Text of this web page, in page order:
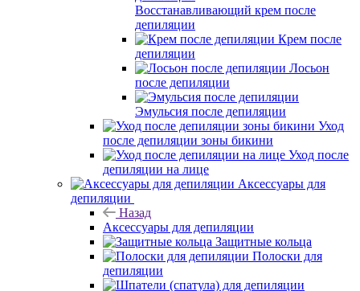
Восстанавливающий крем после
депиляции
Крем после
депиляции
Лосьон
после депиляции
Эмульсия после депиляции
Уход
после депиляции зоны бикини
Уход после
депиляции на лице
Аксессуары для
депиляции
Назад
Аксессуары для депиляции
Защитные кольца
Полоски для
депиляции